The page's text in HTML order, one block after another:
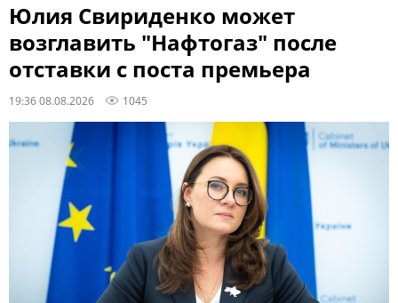
Юлия Свириденко может
возглавить "Нафтогаз" после
отставки с поста премьера
19:36 08.08.2026 1045